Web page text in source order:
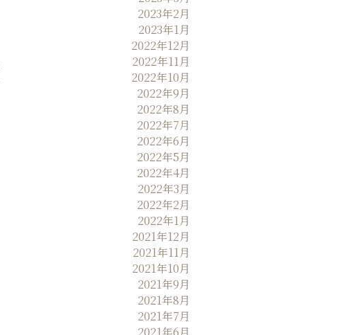
2023年2月
2023年1月
2022年12月
2022年11月
2022年10月
2022年9月
2022年8月
2022年7月
2022年6月
2022年5月
2022年4月
2022年3月
2022年2月
2022年1月
2021年12月
2021年11月
2021年10月
2021年9月
2021年8月
2021年7月